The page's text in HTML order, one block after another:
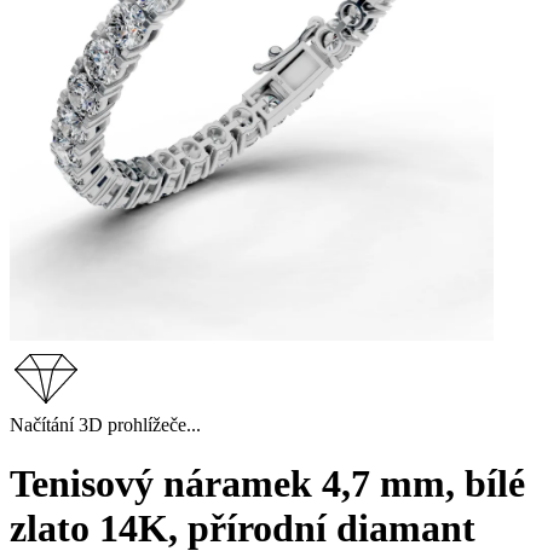
Načítání 3D prohlížeče...
Tenisový náramek 4,7 mm, bílé
zlato 14K, přírodní diamant